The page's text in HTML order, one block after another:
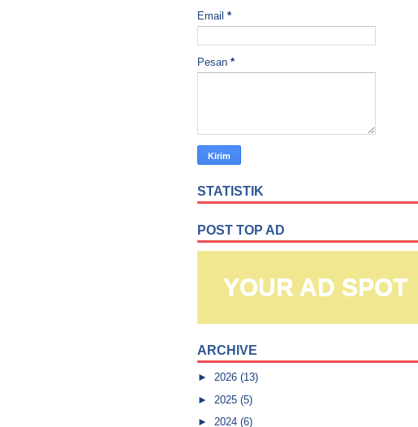
Email *
Pesan *
STATISTIK
POST TOP AD
YOUR AD SPOT
ARCHIVE
► 2026 (13)
► 2025 (5)
► 2024 (6)